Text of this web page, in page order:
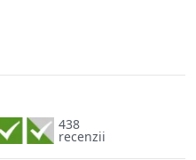
438
recenzii